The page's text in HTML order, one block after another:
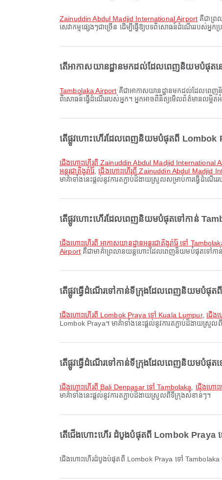
Zainuddin Abdul Madjid International Airport គឺជាព្រ
សេវាកម្មផ្សេងៗជាច្រើន ដើម្បីធ្វើឱ្យបទពិសោធន៍ដំណើររបស់អ្
តើអាកាសយានដ្ឋានមកដល់ដែលពេញនិយមបំផុតនៅ
Tambolaka Airport គឺជាអាកាសយានដ្ឋានមកដល់ដែលពេញនិ
ពិសោធន៍ធ្វើដំណើររបស់អ្នក។ អ្នកអាចពិនិត្យមើលព័ត៌មានលម្អិតអំ
តើផ្លូវហោះហើរដែលពេញនិយមបំផុតពី Lombok
ជើងហោះហើរពី Zainuddin Abdul Madjid
អន្តរជាតិងូរ៉ារ៉ៃ ,ជើងហោះហើរពី Zainuddin Abdul Madjid
មាគ៌ាទាំងនេះផ្តល់នូវការតភ្ជាប់ដ៏ងាយស្រួលសម្រាប់ការធ្វើដំណើរ
តើផ្លូវហោះហើរដែលពេញនិយមបំផុតទៅកាន់
ជើងហោះហើរពី អាកាសយានដ្ឋានអន្តរជាតិងូរ៉ារ៉ៃ ទៅ
Airportគឺជាមាគ៌ាព្រលានយន្តហោះដែលពេញនិយមបំផុតទៅកាន់
តើផ្លូវធ្វើដំណើរទៅកាន់ទីក្រុងដែលពេញនិយមបំផុត
ជើងហោះហើរពី Lombok Praya ទៅ Kuala Lumpur,ជើង
Lombok Praya។ មាគ៌ាទាំងនេះផ្តល់នូវការតភ្ជាប់ដ៏ងាយស្រួ
តើផ្លូវធ្វើដំណើរទៅកាន់ទីក្រុងដែលពេញនិយមបំផុត
ជើងហោះហើរពី Bali Denpasar ទៅ Tambolaka ជើងហោះ
មាគ៌ាទាំងនេះផ្តល់នូវការតភ្ជាប់ដ៏ងាយស្រួលពីទីក្រុងសំខាន់ៗ។
តើជើងហោះហើរ ដំបូងបំផុតពី Lombok Praya
ជើងហោះហើរដំបូងបំផុតពី Lombok Praya ទៅ